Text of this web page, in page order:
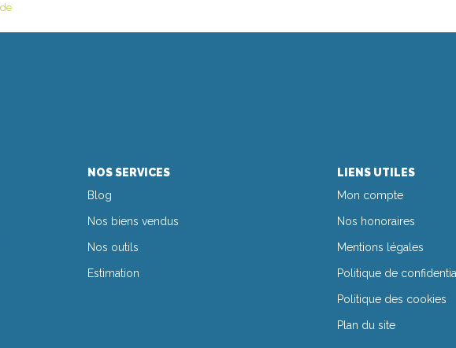
NOS SERVICES
Blog
Nos biens vendus
Nos outils
Estimation
LIENS UTILES
Mon compte
Nos honoraires
Mentions légales
Politique de
Politique des cookies
Plan du site